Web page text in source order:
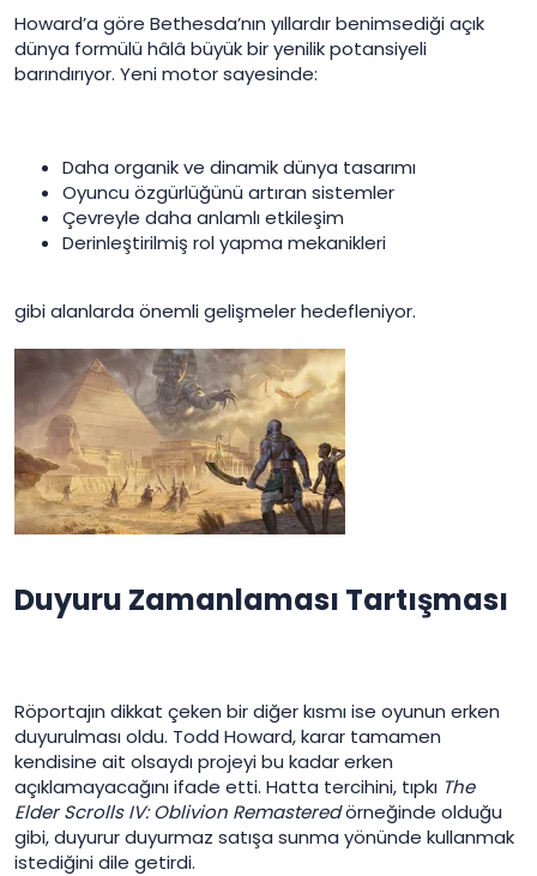
Howard’a göre Bethesda’nın yıllardır benimsediği açık
dünya formülü hâlâ büyük bir yenilik potansiyeli
barındırıyor. Yeni motor sayesinde:
Daha organik ve dinamik dünya tasarımı
Oyuncu özgürlüğünü artıran sistemler
Çevreyle daha anlamlı etkileşim
Derinleştirilmiş rol yapma mekanikleri
gibi alanlarda önemli gelişmeler hedefleniyor.
Duyuru Zamanlaması Tartışması​
Röportajın dikkat çeken bir diğer kısmı ise oyunun erken
duyurulması oldu. Todd Howard, karar tamamen
kendisine ait olsaydı projeyi bu kadar erken
açıklamayacağını ifade etti. Hatta tercihini, tıpkı The
Elder Scrolls IV: Oblivion Remasteredörneğinde olduğu
gibi, duyurur duyurmaz satışa sunma yönünde kullanmak
istediğini dile getirdi.